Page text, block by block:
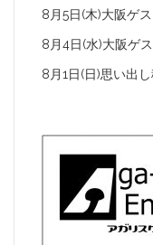
8月5日(木)大阪ゲ
8月4日(水)大阪ゲ
8月1日(日)思い出し